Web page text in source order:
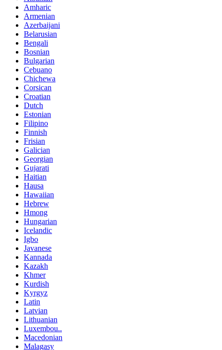
Amharic
Armenian
Azerbaijani
Belarusian
Bengali
Bosnian
Bulgarian
Cebuano
Chichewa
Corsican
Croatian
Dutch
Estonian
Filipino
Finnish
Frisian
Galician
Georgian
Gujarati
Haitian
Hausa
Hawaiian
Hebrew
Hmong
Hungarian
Icelandic
Igbo
Javanese
Kannada
Kazakh
Khmer
Kurdish
Kyrgyz
Latin
Latvian
Lithuanian
Luxembou..
Macedonian
Malagasy